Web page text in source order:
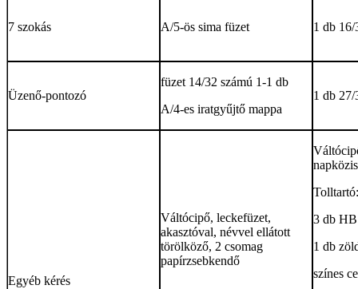
7 szokás A/5-ös sima füzet 1 db 16/
Üzenő-pontozó
füzet 14/32 számú 1-1 db
A/4-es iratgyűjtő mappa
1 db 27/
Egyéb kérés
Váltócipő, leckefüzet,
akasztóval, névvel ellátott
törölköző, 2 csomag
papírzsebkendő
Tolltartó:
3 db
1 db
színes